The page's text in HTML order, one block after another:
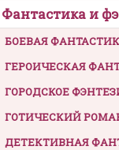
Фантастика и
БОЕВАЯ
ГЕРОИЧЕСКАЯ
ГОРОДСКОЕ
ГОТИЧЕСКИЙ
ДЕТЕКТИВНАЯ